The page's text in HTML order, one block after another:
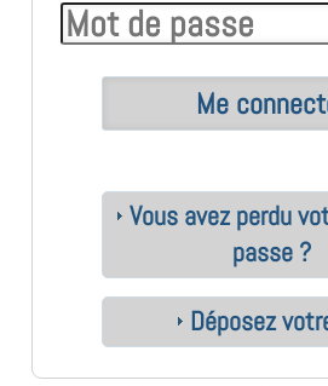
Vous avez perdu
passe ?
Déposez